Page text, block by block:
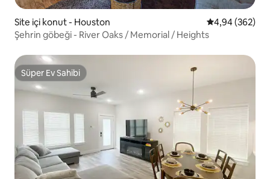
Site içi konut - Houston 5 üzerinden
4,94 (362)
Şehrin göbeği - River Oaks / Memorial / Heights
Süper Ev Sahibi
Süper Ev Sahibi